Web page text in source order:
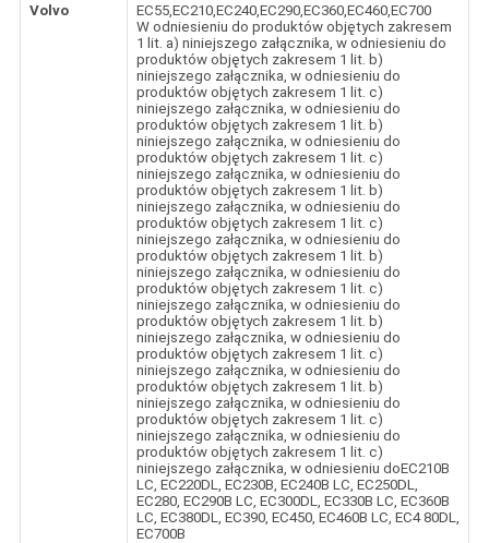
Volvo
EC55,EC210,EC240,EC290,EC360,EC460,EC700
W odniesieniu do produktów objętych zakresem
1 lit. a) niniejszego załącznika, w odniesieniu do
produktów objętych zakresem 1 lit. b)
niniejszego załącznika, w odniesieniu do
produktów objętych zakresem 1 lit. c)
niniejszego załącznika, w odniesieniu do
produktów objętych zakresem 1 lit. b)
niniejszego załącznika, w odniesieniu do
produktów objętych zakresem 1 lit. c)
niniejszego załącznika, w odniesieniu do
produktów objętych zakresem 1 lit. b)
niniejszego załącznika, w odniesieniu do
produktów objętych zakresem 1 lit. c)
niniejszego załącznika, w odniesieniu do
produktów objętych zakresem 1 lit. b)
niniejszego załącznika, w odniesieniu do
produktów objętych zakresem 1 lit. c)
niniejszego załącznika, w odniesieniu do
produktów objętych zakresem 1 lit. b)
niniejszego załącznika, w odniesieniu do
produktów objętych zakresem 1 lit. c)
niniejszego załącznika, w odniesieniu do
produktów objętych zakresem 1 lit. b)
niniejszego załącznika, w odniesieniu do
produktów objętych zakresem 1 lit. c)
niniejszego załącznika, w odniesieniu do
produktów objętych zakresem 1 lit. c)
niniejszego załącznika, w odniesieniu doEC210B
LC, EC220DL, EC230B, EC240B LC, EC250DL,
EC280, EC290B LC, EC300DL, EC330B LC, EC360B
LC, EC380DL, EC390, EC450, EC460B LC, EC4 80DL,
EC700B